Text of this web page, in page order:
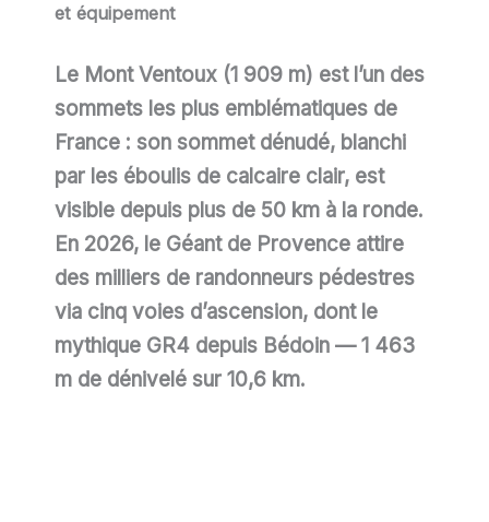
et équipement
Le Mont Ventoux (1 909 m) est l’un des
sommets les plus emblématiques de
France : son sommet dénudé, blanchi
par les éboulis de calcaire clair, est
visible depuis plus de 50 km à la ronde.
En 2026, le Géant de Provence attire
des milliers de randonneurs pédestres
via cinq voies d’ascension, dont le
mythique GR4 depuis Bédoin — 1 463
m de dénivelé sur 10,6 km.